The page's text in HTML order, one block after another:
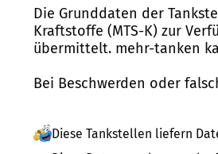
Die Grunddaten der
Kraftstoffe (MTS-K) zur
übermittelt. mehr-tanken
Bei Beschwerden oder
Diese Tankstellen liefern